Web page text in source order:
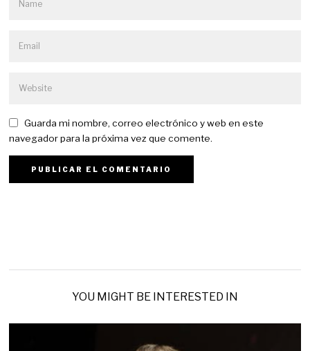
Guarda mi nombre, correo electrónico y web en este
navegador para la próxima vez que comente.
YOU MIGHT BE INTERESTED IN